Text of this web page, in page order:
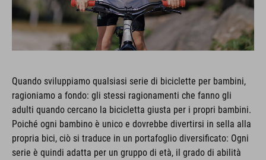
Quando sviluppiamo qualsiasi serie di biciclette per bambini,
ragioniamo a fondo: gli stessi ragionamenti che fanno gli
adulti quando cercano la bicicletta giusta per i propri bambini.
Poiché ogni bambino è unico e dovrebbe divertirsi in sella alla
propria bici, ciò si traduce in un portafoglio diversificato: Ogni
serie è quindi adatta per un gruppo di età, il grado di abilità